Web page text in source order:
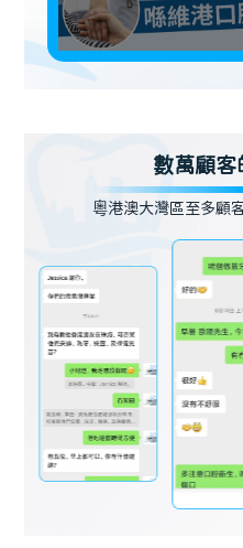
數萬顧客
粵港澳大灣區至多顧